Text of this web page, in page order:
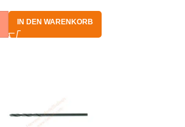
IN DEN WARENKORB